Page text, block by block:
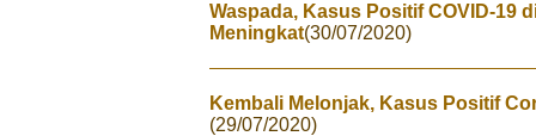
Waspada, Kasus Positif COVID-19
Meningkat(30/07/2020)
Kembali Melonjak, Kasus Positif
(29/07/2020)